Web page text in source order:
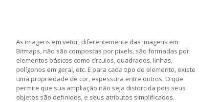
As imagens em vetor, diferentemente das imagens em
Bitmaps, não são compostas por pixels, são formadas por
elementos básicos como círculos, quadrados, linhas,
polígonos em geral, etc. E para cada tipo de elemento, existe
uma propriedade de cor, espessura entre outros. O que
permite que sua ampliação não seja distorcida pois seus
objetos são definidos, e seus atributos simplificados.